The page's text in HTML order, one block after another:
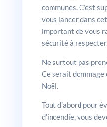
communes. C’est
vous lancer dans
important de vous
sécurité à respecter.
Ne surtout pas
Ce serait dommage
Noël.
Tout d’abord pour
d’incendie, vous